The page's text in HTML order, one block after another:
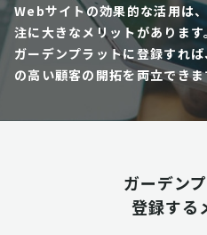
Webサイトの効果的な活用は
注に大きなメリットがあります
ガーデンプラットに登録すれ
の高い顧客の開拓を両立できま
ガーデン
登録する